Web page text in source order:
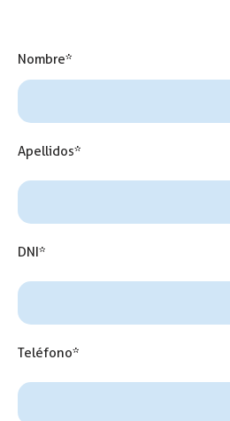
Nombre*
Apellidos*
DNI*
Teléfono*